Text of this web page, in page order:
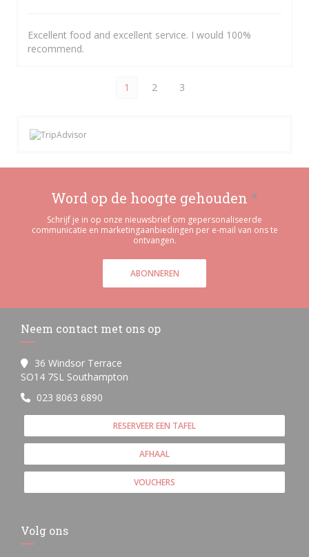
Excellent food and excellent service. I would 100%
recommend.
1 2 3
Word op de hoogte gehouden *
Schrijf je in op onze nieuwsbrief om gepersonaliseerde
communicatie en marketingaanbiedingen per e-mail van ons te
ontvangen.
ABONNEREN
Neem contact met ons op
36 Windsor Terrace
SO14 7SL Southampton
023 8063 6890
RESERVEER EEN TAFEL
AFHAAL
VOUCHERS
Volg ons